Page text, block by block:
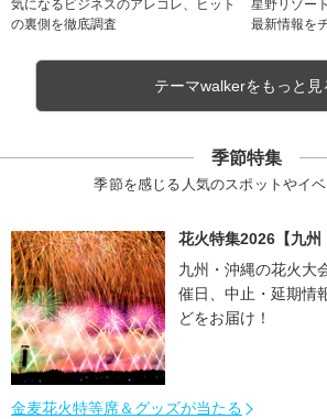
気になるビジネスのアレコレ、ヒット
の裏側を徹底調査
星野リゾー
最新情報を
テーマwalkerをもっと見
季節特集
季節を感じる人気のスポットやイ
花火特集2026【九州
九州・沖縄の花火大
催日、中止・延期情
どをお届け！
金麦花火特等席＆グッズが当たる